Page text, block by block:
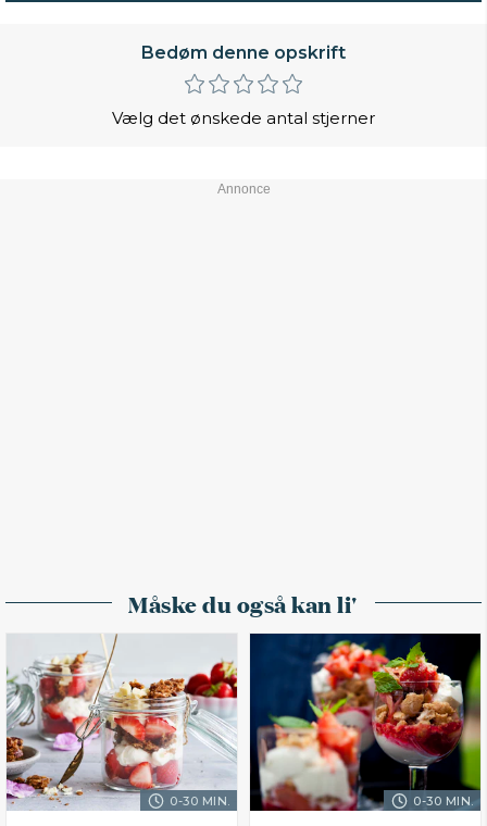
Bedøm denne opskrift
Vælg det ønskede antal stjerner
Måske du også kan li'
0-30 MIN. 0-30 MIN.